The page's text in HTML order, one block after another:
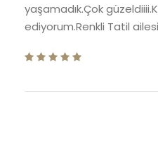
yaşamadık.Çok
ediyorum.Renkli Tatil